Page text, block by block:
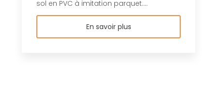
sol en PVC à imitation parquet....
En savoir plus